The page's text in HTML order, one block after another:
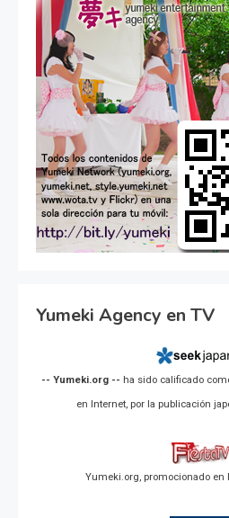
Yumeki Agency en TV
-- Yumeki.org -- ha sido calificado
en Internet, por la publicación
Yumeki.org, promocionado en